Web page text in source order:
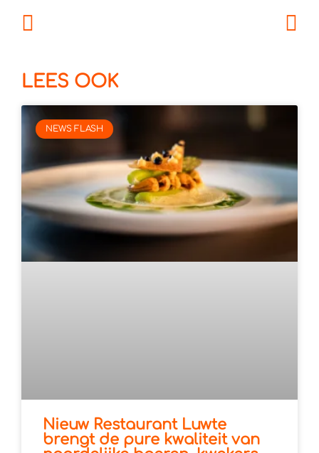
LEES OOK
NEWS FLASH
Nieuw Restaurant Luwte
brengt de pure kwaliteit van